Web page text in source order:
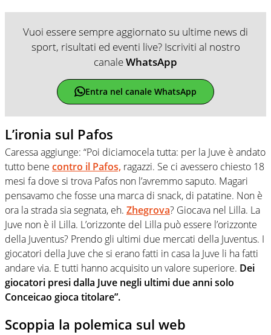
Vuoi essere sempre aggiornato su ultime news di
sport, risultati ed eventi live? Iscriviti al nostro
canaleWhatsApp
Entra nel canale WhatsApp
L’ironia sul Pafos
Caressa aggiunge: “Poi diciamocela tutta: per la Juve è andato
tutto bene contro il Pafos, ragazzi. Se ci avessero chiesto 18
mesi fa dove si trova Pafos non l’avremmo saputo. Magari
pensavamo che fosse una marca di snack, di patatine. Non è
ora la strada sia segnata, eh. Zhegrova? Giocava nel Lilla. La
Juve non è il Lilla. L’orizzonte del Lilla può essere l’orizzonte
della Juventus? Prendo gli ultimi due mercati della Juventus. I
giocatori della Juve che si erano fatti in casa la Juve li ha fatti
andare via. E tutti hanno acquisito un valore superiore. Dei
giocatori presi dalla Juve negli ultimi due anni solo
Conceicao gioca titolare”.
Scoppia la polemica sul web